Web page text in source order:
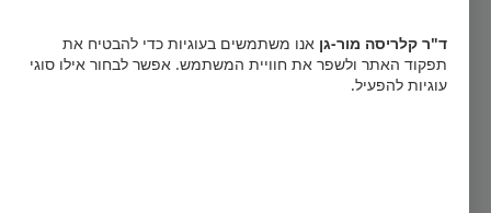
טלפון חירום052-856-1122
ד"ר קלריסה מור-גן אנו משתמשים בעוגיות כדי להבטיח את
תפקוד האתר ולשפר את חוויית המשתמש. אפשר לבחור אילו סוגי
עוגיות להפעיל.